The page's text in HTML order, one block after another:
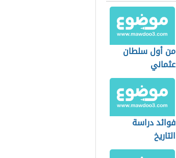
من أول سلطان
عثماني
فوائد دراسة
التاريخ